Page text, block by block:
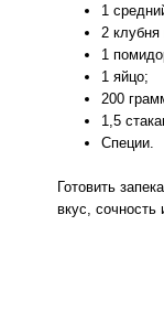
1
2
1
1 яйцо;
200
1,5
Специи.
Готовить
вкус, сочность